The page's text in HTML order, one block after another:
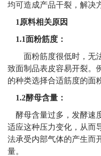
均可造成产品干裂，解决
1 原料相关原因
1.1面粉筋度：
面粉筋度很低时，无
致面制品表皮容易开裂。
的种类选择合适筋度的面
1.2酵母含量：
酵母含量过多，发酵速
适应这种压力变化，从而
法承受内部气体的产生而
量。